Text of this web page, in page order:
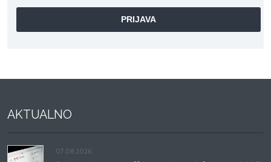
AKTUALNO
07.08.2026.